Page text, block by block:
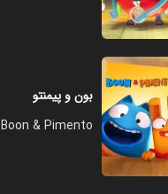
بون و پیمنتو
Boon & Pimento